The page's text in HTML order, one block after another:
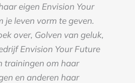
eigen Envision Your
je leven vorm te geven.
over, Golven van geluk,
Envision Your Future
trainingen om haar
en anderen haar